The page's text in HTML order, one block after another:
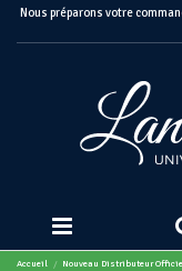
Nous préparons votre
Accueil Nouveau Distributeur